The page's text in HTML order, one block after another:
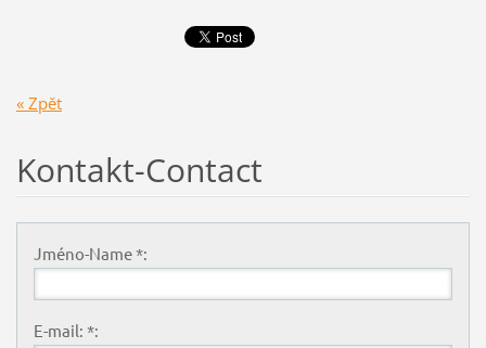
« Zpět
Kontakt-Contact
Jméno-Name *:
E-mail: *: